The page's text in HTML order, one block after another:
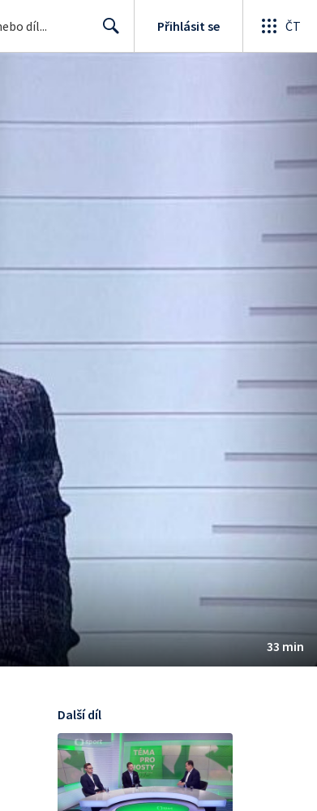
Přihlásit se ČT
33 min
Další díl